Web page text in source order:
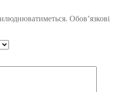
Обов’язкові